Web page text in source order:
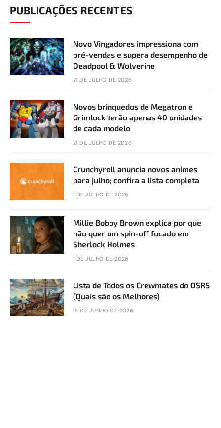
PUBLICAÇÕES RECENTES
Novo Vingadores impressiona com
pré-vendas e supera desempenho de
Deadpool & Wolverine
21 DE JULHO DE 2026
Novos brinquedos de Megatron e
Grimlock terão apenas 40 unidades
de cada modelo
21 DE JULHO DE 2026
Crunchyroll anuncia novos animes
para julho; confira a lista completa
1 DE JULHO DE 2026
Millie Bobby Brown explica por que
não quer um spin-off focado em
Sherlock Holmes
1 DE JULHO DE 2026
Lista de Todos os Crewmates do OSRS
(Quais são os Melhores)
15 DE JUNHO DE 2026